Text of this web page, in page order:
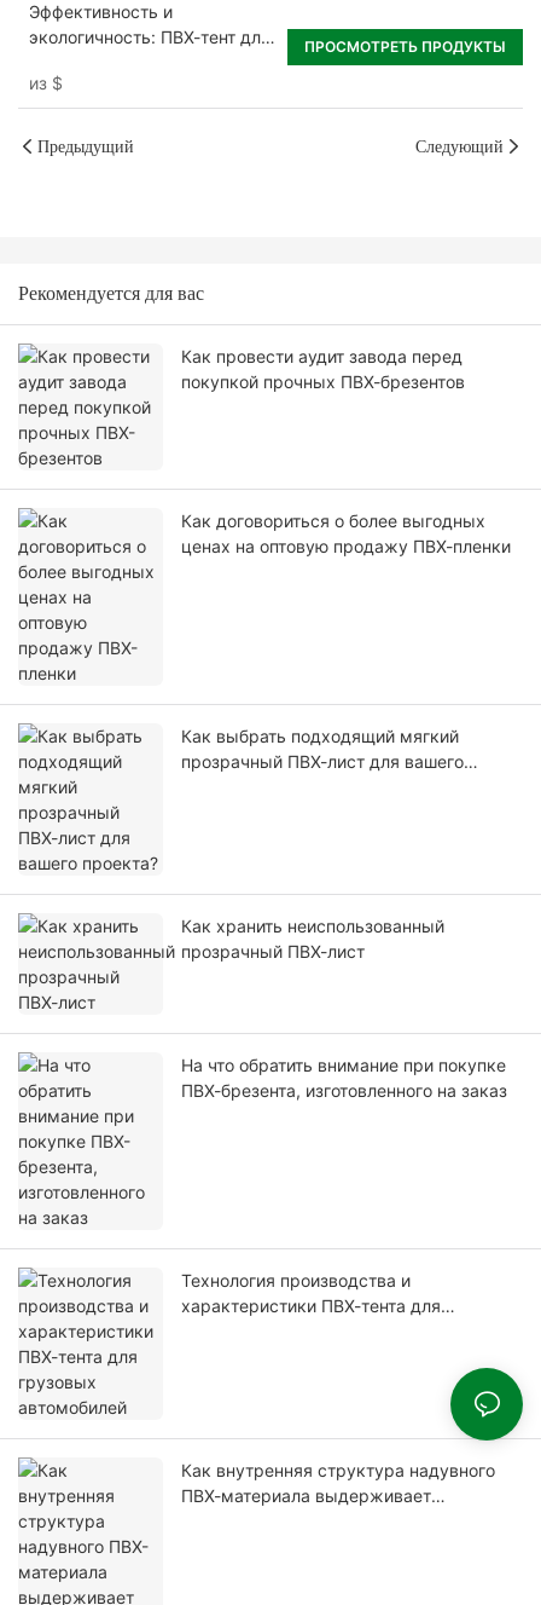
Эффективность и
экологичность: ПВХ-тент для
грузовиков
из $
ПРОСМОТРЕТЬ ПРОДУКТЫ
Предыдущий Следующий
Рекомендуется для вас
Как провести аудит завода перед
покупкой прочных ПВХ-брезентов
Как договориться о более выгодных
ценах на оптовую продажу ПВХ-пленки
Как выбрать подходящий мягкий
прозрачный ПВХ-лист для вашего
Как хранить неиспользованный
прозрачный ПВХ-лист
На что обратить внимание при покупке
ПВХ-брезента, изготовленного на заказ
Технология производства и
характеристики ПВХ-тента для
Как внутренняя структура надувного
ПВХ-материала выдерживает